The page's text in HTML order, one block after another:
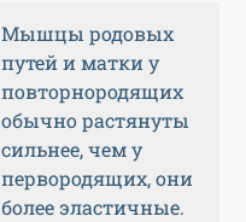
Мышцы родовых
путей и матки у
повторнородящих
обычно растянуты
сильнее, чем у
первородящих, они
более эластичные.